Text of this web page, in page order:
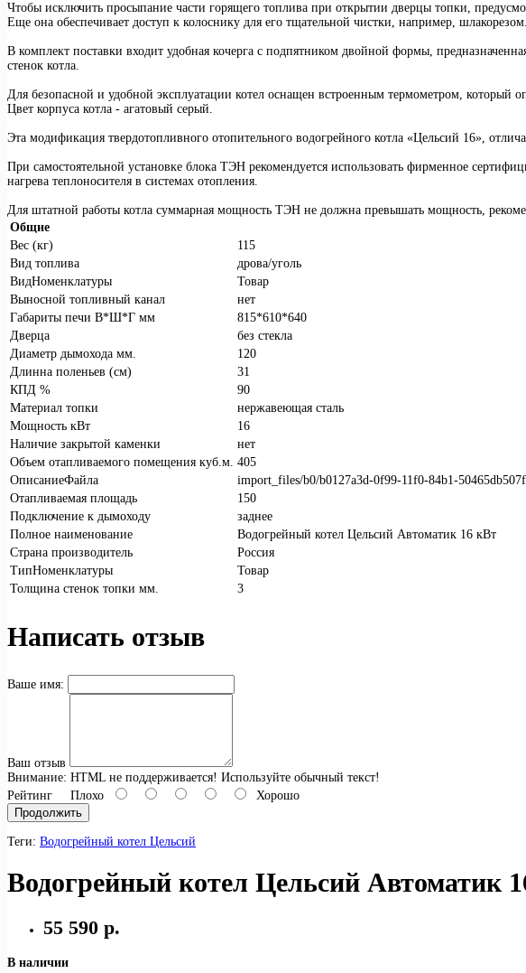
Чтобы исключить просыпание части горящего топлива при открытии дверцы топки,
Еще она обеспечивает доступ к колоснику для его тщательной чистки, например, шлакорезом.
В комплект поставки входит удобная кочерга с подпятником двойной формы,
стенок котла.
Для безопасной и удобной эксплуатации котел оснащен встроенным термометром, который
Цвет корпуса котла - агатовый серый.
Эта модификация твердотопливного отопительного водогрейного котла «Цельсий 16»,
При самостоятельной установке блока ТЭН рекомендуется использовать фирменное
нагрева теплоносителя в системах отопления.
Для штатной работы котла суммарная мощность ТЭН не должна превышать мощность,
Общие
Вес (кг)
115
Вид топлива
дрова/уголь
ВидНоменклатуры
Товар
Выносной топливный канал
нет
Габариты печи В*Ш*Г мм
815*610*640
Дверца
без стекла
Диаметр дымохода мм.
120
Длинна поленьев (см)
31
КПД %
90
Материал топки
нержавеющая сталь
Мощность кВт
16
Наличие закрытой каменки
нет
Объем отапливаемого помещения куб.м. 405
ОписаниеФайла
import_files/b0/b0127a3d-0f99-11f0-84b1-
Отапливаемая площадь
150
Подключение к дымоходу
заднее
Полное наименование
Водогрейный котел Цельсий Автоматик 16 кВт
Страна производитель
Россия
ТипНоменклатуры
Товар
Толщина стенок топки мм.
3
Написать отзыв
Ваше имя:
Ваш отзыв
Внимание: HTML не поддерживается! Используйте обычный текст!
Рейтинг Плохо
Хорошо
Продолжить
Теги: Водогрейный котел Цельсий
Водогрейный котел Цельсий Автоматик
55 590 р.
В наличии